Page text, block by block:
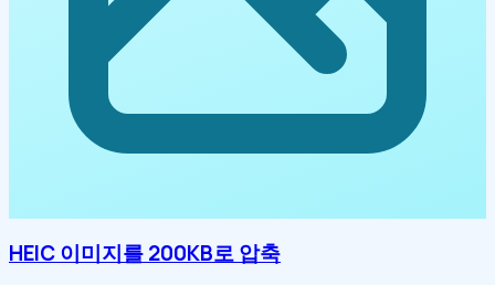
HEIC 이미지를 200KB로 압축